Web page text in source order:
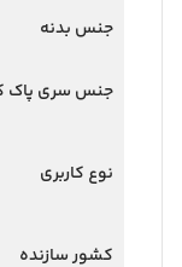
جنس بدنه
جنس سری پاک
نوع کاربری
کشور سازنده